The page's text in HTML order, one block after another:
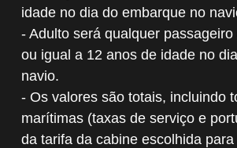
idade no dia do embarque no
- Adulto será qualquer
ou igual a 12 anos de idade no
navio.
- Os valores são totais, incluindo
marítimas (taxas de serviço e
da tarifa da cabine escolhida